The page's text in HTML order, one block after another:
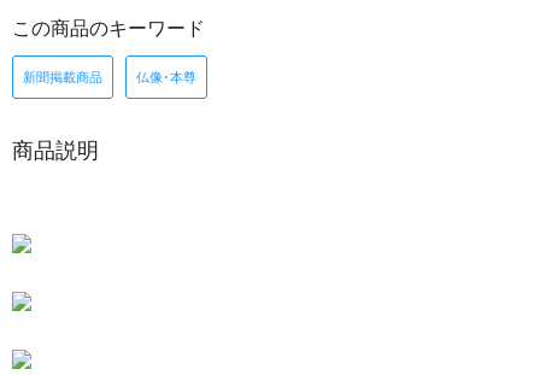
この商品のキーワード
新聞掲載商品 仏像･本尊
商品説明